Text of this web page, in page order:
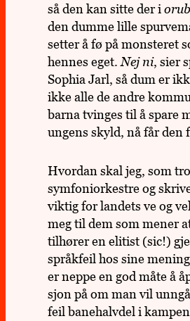
så den kan sitte der i
den dumme lille
set­ter å fø på mons­te­ret
hennes eget.Nej ni, sier
Sophia Jarl, så dum er
ikke alle de andre
barna tvin­ges til å spare
un­gens skyld, nå får den
Hvor­dan skal jeg, som
sym­foni­or­kestre og
viktig for lan­dets ve og
meg til dem som mener
til­hø­rer en elitist (sic!)
språk­feil hos sine
er neppe en god måte å
sjon på om man vil
feil bane­halv­del i